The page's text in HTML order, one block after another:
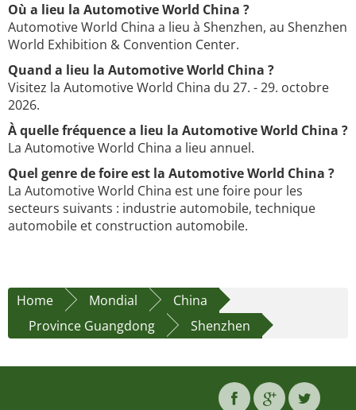
Où a lieu la Automotive World China ?
Automotive World China a lieu à Shenzhen, au Shenzhen
World Exhibition & Convention Center.
Quand a lieu la Automotive World China ?
Visitez la Automotive World China du 27. - 29. octobre
2026.
À quelle fréquence a lieu la Automotive World China ?
La Automotive World China a lieu annuel.
Quel genre de foire est la Automotive World China ?
La Automotive World China est une foire pour les
secteurs suivants : industrie automobile, technique
automobile et construction automobile.
Home Mondial
China
Province Guangdong
Shenzhen